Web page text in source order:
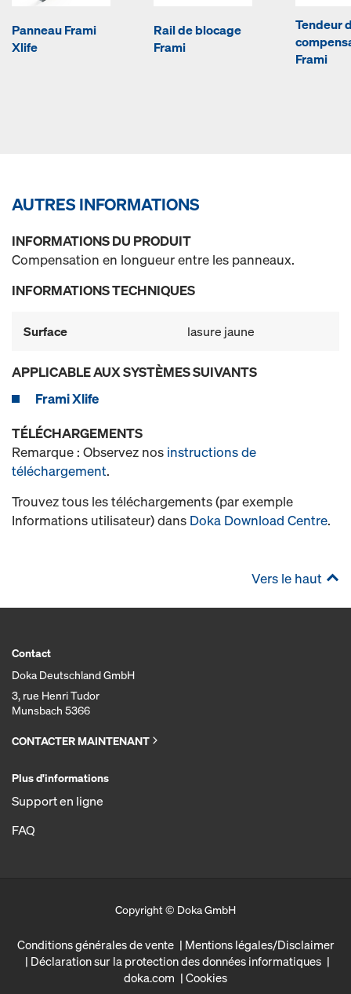
Panneau Frami
Xlife
Rail de blocage
Frami
Tendeur
Frami
AUTRES INFORMATIONS
INFORMATIONS DU PRODUIT
Compensation en longueur entre les panneaux.
INFORMATIONS TECHNIQUES
Surface lasure jaune
APPLICABLE AUX SYSTÈMES SUIVANTS
Frami Xlife
TÉLÉCHARGEMENTS
Remarque : Observez nos instructions de
téléchargement.
Trouvez tous les téléchargements (par exemple
Informations utilisateur) dans Doka Download Centre.
Vers le haut
Contact
Doka Deutschland GmbH
3, rue Henri Tudor
Munsbach 5366
CONTACTER MAINTENANT
Plus d'informations
Support en ligne
FAQ
Copyright © Doka GmbH
Conditions générales de vente
Mentions légales/Disclaimer
Déclaration sur la protection des données informatiques
doka.com
Cookies